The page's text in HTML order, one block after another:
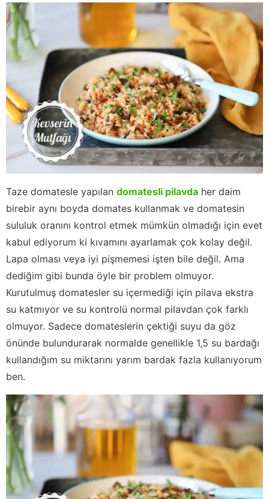
Taze domatesle yapılan domatesli pilavda her daim
birebir aynı boyda domates kullanmak ve domatesin
sululuk oranını kontrol etmek mümkün olmadığı için evet
kabul ediyorum ki kıvamını ayarlamak çok kolay değil.
Lapa olması veya iyi pişmemesi işten bile değil. Ama
dediğim gibi bunda öyle bir problem olmuyor.
Kurutulmuş domatesler su içermediği için pilava ekstra
su katmıyor ve su kontrolü normal pilavdan çok farklı
olmuyor. Sadece domateslerin çektiği suyu da göz
önünde bulundurarak normalde genellikle 1,5 su bardağı
kullandığım su miktarını yarım bardak fazla kullanıyorum
ben.